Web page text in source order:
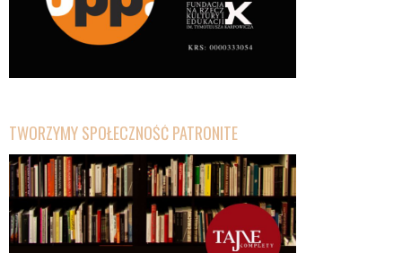
TWORZYMY SPOŁECZNOŚĆ PATRONITE